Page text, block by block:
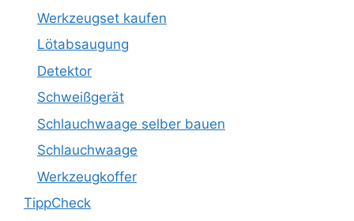
Werkzeugset kaufen
Lötabsaugung
Detektor
Schweißgerät
Schlauchwaage selber bauen
Schlauchwaage
Werkzeugkoffer
TippCheck